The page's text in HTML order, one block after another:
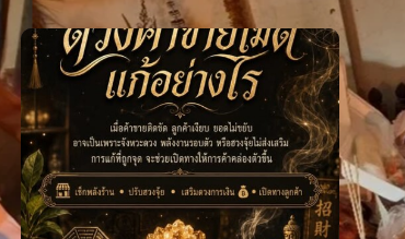
เปี่ยมด้วยเจตนาดี เพื่อให้ใจของเรามั่นคงและ
พร้อมก้าวไปสู่สิ่งที่ปรารถนา แล้วคุณเคยเผลอใช้
คำพูดแบบไหนเวลาอธิษฐานบ้าง? #คำอธิษฐาน
#พลัง